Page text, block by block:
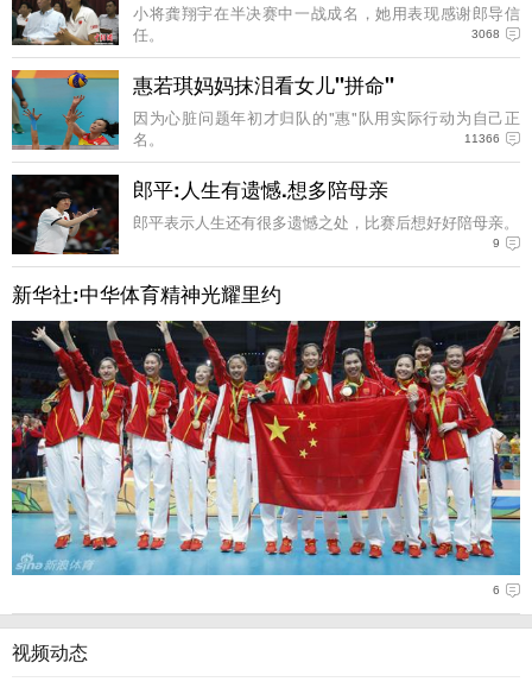
小将龚翔宇在半决赛中一战成名，她用表现感谢郎导信
任。
3068
惠若琪妈妈抹泪看女儿"拼命"
因为心脏问题年初才归队的"惠"队用实际行动为自己正
名。
11366
郎平:人生有遗憾.想多陪母亲
郎平表示人生还有很多遗憾之处，比赛后想好好陪母亲。
9
新华社:中华体育精神光耀里约
6
视频动态